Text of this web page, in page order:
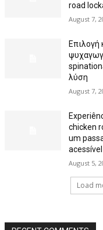
road
August 7,
Επιλογή
λύση
August 7,
chicken
um
acessível
August 5,
Load